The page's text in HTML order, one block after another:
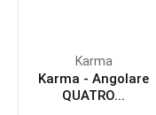
Karma
Karma - Angolare
QUATRO...